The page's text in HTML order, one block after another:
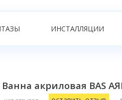
+375 29 666-
+375 17 243-
Telegram
ИНСТАЛЛЯЦИИ
Ванна акриловая BAS